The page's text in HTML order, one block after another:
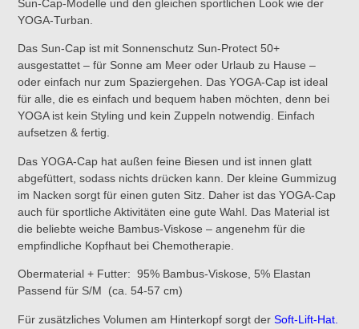
Sun-Cap-Modelle und den gleichen sportlichen Look wie der
YOGA-Turban.
Das Sun-Cap ist mit Sonnenschutz Sun-Protect 50+
ausgestattet – für Sonne am Meer oder Urlaub zu Hause –
oder einfach nur zum Spaziergehen. Das YOGA-Cap ist ideal
für alle, die es einfach und bequem haben möchten, denn bei
YOGA ist kein Styling und kein Zuppeln notwendig. Einfach
aufsetzen & fertig.
Das YOGA-Cap hat außen feine Biesen und ist innen glatt
abgefüttert, sodass nichts drücken kann. Der kleine Gummizug
im Nacken sorgt für einen guten Sitz. Daher ist das YOGA-Cap
auch für sportliche Aktivitäten eine gute Wahl. Das Material ist
die beliebte weiche Bambus-Viskose – angenehm für die
empfindliche Kopfhaut bei Chemotherapie.
Obermaterial + Futter: 95% Bambus-Viskose, 5% Elastan
Passend für S/M (ca. 54-57 cm)
Für zusätzliches Volumen am Hinterkopf sorgt derSoft-Lift-Hat